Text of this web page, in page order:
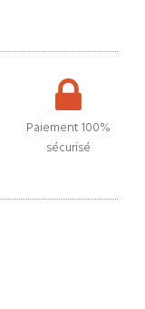
Paiement 100%
sécurisé